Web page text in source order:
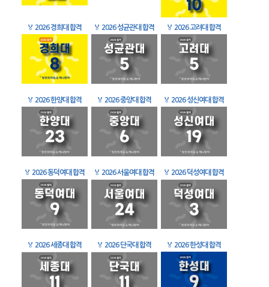
🏅 2026 경희대 합격 🏅 2026 성균관대 합격 🏅 2026 고려대 합격
🏅 2026 한양대 합격 🏅 2026 중앙대 합격 🏅 2026 성신여대 합격
🏅 2026 동덕여대 합격 🏅 2026 서울여대 합격 🏅 2026 덕성여대 합격
🏅 2026 세종대 합격 🏅 2026 단국대 합격 🏅 2026 한성대 합격